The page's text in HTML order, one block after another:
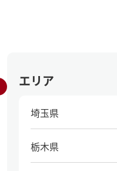
エリア
埼玉県
栃木県